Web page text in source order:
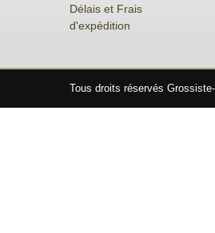
Délais et Frais
d'expédition
Tous droits réservés